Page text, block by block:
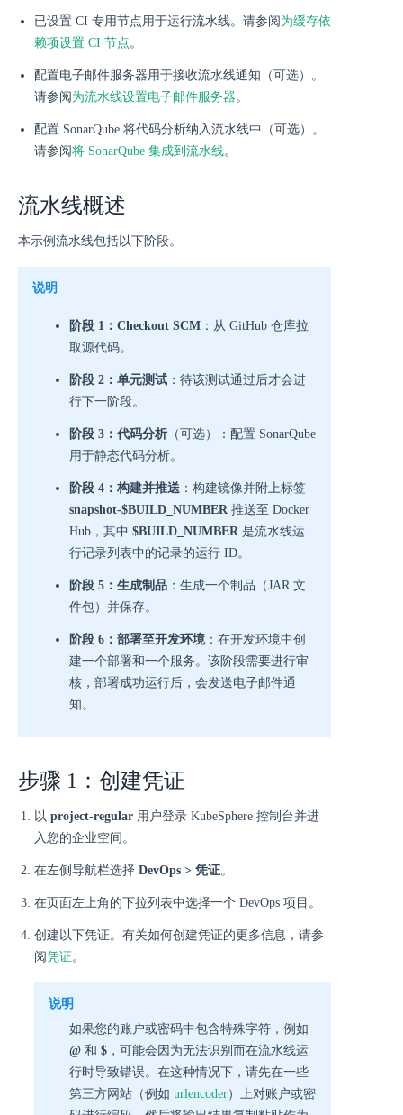
已设置 CI 专用节点用于运行流水线。请参阅 为缓存依
赖项设置 CI 节点。
配置电子邮件服务器用于接收流水线通知（可选）。
请参阅 为流水线设置电子邮件服务器。
配置 SonarQube 将代码分析纳入流水线中（可选）。
请参阅将 SonarQube 集成到流水线。
流水线概述
本示例流水线包括以下阶段。
说明
阶段 1：Checkout SCM ：从 GitHub 仓库拉
取源代码。
阶段 2：单元测试 ：待该测试通过后才会进
行下一阶段。
阶段 3：代码分析 （可选）：配置 SonarQube
用于静态代码分析。
阶段 4：构建并推送 ：构建镜像并附上标签
snapshot-$BUILD_NUMBER 推送至 Docker
Hub，其中 $BUILD_NUMBER 是流水线运
行记录列表中的记录的运行 ID。
阶段 5：生成制品 ：生成一个制品（JAR 文
件包）并保存。
阶段 6：部署至开发环境 ：在开发环境中创
建一个部署和一个服务。该阶段需要进行审
核，部署成功运行后，会发送电子邮件通
知。
步骤 1：创建凭证
以 project-regular 用户登录 KubeSphere 控制台并进
入您的企业空间。
在左侧导航栏选择 DevOps > 凭证。
在页面左上角的下拉列表中选择一个 DevOps 项目。
创建以下凭证。有关如何创建凭证的更多信息，请参
阅凭证。
说明
如果您的账户或密码中包含特殊字符，例如
@ 和 $ ，可能会因为无法识别而在流水线运
行时导致错误。在这种情况下，请先在一些
第三方网站（例如 urlencoder）上对账户或密